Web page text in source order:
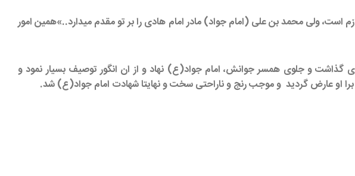
است، ولی محمد بن علی (امام جواد) مادر امام هادی را بر تو مقدم میدارد..»همین امور
ای گذاشت و جلوی همسر جوانش، امام جواد(ع) نهاد و از ان انگور توصیف بسیار نمود و
او عارض گردید و موجب رنج و ناراحتی سخت و نهایتا شهادت امام جواد(ع) شد.